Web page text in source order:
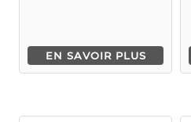
EN SAVOIR PLUS